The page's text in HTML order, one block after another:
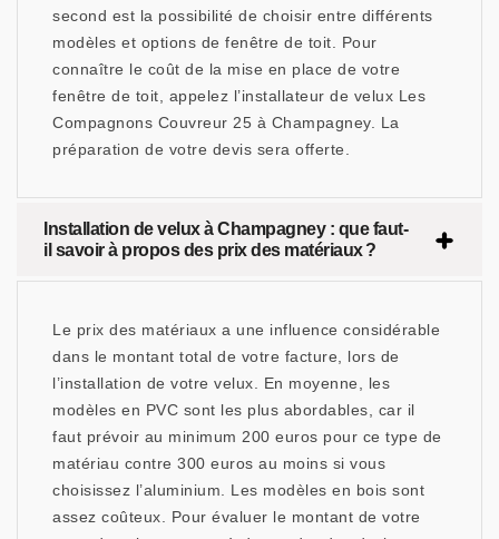
second est la possibilité de choisir entre différents
modèles et options de fenêtre de toit. Pour
connaître le coût de la mise en place de votre
fenêtre de toit, appelez l’installateur de velux Les
Compagnons Couvreur 25 à Champagney. La
préparation de votre devis sera offerte.
Installation de velux à Champagney : que faut-
il savoir à propos des prix des matériaux ?
Le prix des matériaux a une influence considérable
dans le montant total de votre facture, lors de
l’installation de votre velux. En moyenne, les
modèles en PVC sont les plus abordables, car il
faut prévoir au minimum 200 euros pour ce type de
matériau contre 300 euros au moins si vous
choisissez l’aluminium. Les modèles en bois sont
assez coûteux. Pour évaluer le montant de votre